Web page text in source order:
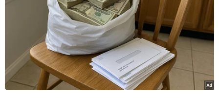
Giá thuê hai loại xe này được áp cùng một mức,
gồm 1 euro cho phí mở khóa và 15 cent/phút sử
dụng. Các xe điện Jump sẽ có tốc độ tối đa 25
km/h, trong khi các xe scooter có thể đạt 20
km/h.
Giống như các công ty điều hành xe khác, Uber